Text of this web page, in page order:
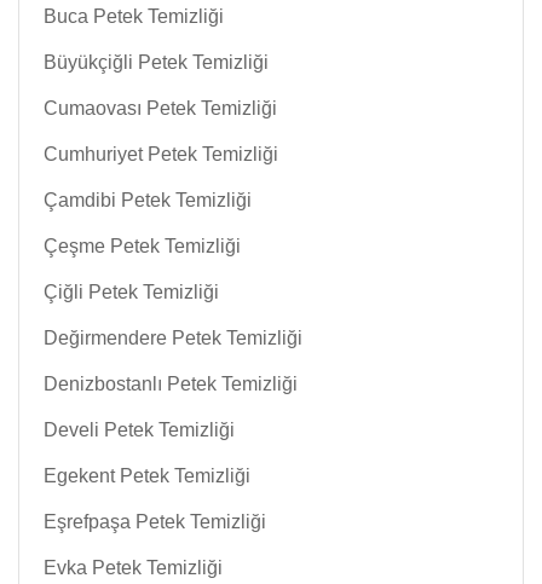
Buca Petek Temizliği
Büyükçiğli Petek Temizliği
Cumaovası Petek Temizliği
Cumhuriyet Petek Temizliği
Çamdibi Petek Temizliği
Çeşme Petek Temizliği
Çiğli Petek Temizliği
Değirmendere Petek Temizliği
Denizbostanlı Petek Temizliği
Develi Petek Temizliği
Egekent Petek Temizliği
Eşrefpaşa Petek Temizliği
Evka Petek Temizliği